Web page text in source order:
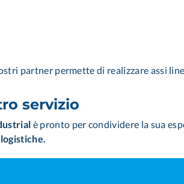
partner permette di realizzare assi
servizio
è pronto per condividere la sua